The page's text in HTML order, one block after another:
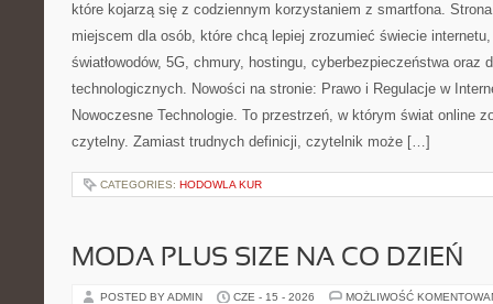
które kojarzą się z codziennym korzystaniem z smartfona.
miejscem dla osób, które chcą lepiej zrozumieć świecie
światłowodów, 5G, chmury, hostingu, cyberbezpieczeństwa oraz
technologicznych. Nowości na stronie: Prawo i Regulacje w
Nowoczesne Technologie. To przestrzeń, w którym świat online
czytelny. Zamiast trudnych definicji, czytelnik może […]
CATEGORIES: HODOWLA KUR
MODA PLUS SIZE NA CO DZIEŃ
POSTED BY ADMIN CZE - 15 - 2026 MOŻLIWOŚĆ